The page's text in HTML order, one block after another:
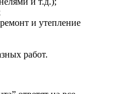
и утепление
работ.